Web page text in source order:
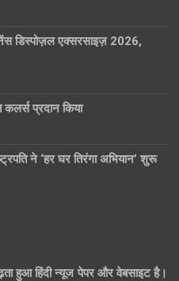
डिस्पोज़ल एक्सरसाइज़ 2026,
कलर्स प्रदान किया
ने ‘हर घर तिरंगा अभियान’ शुरू
हुआ हिंदी न्यूज पेपर और वेबसाइट है।